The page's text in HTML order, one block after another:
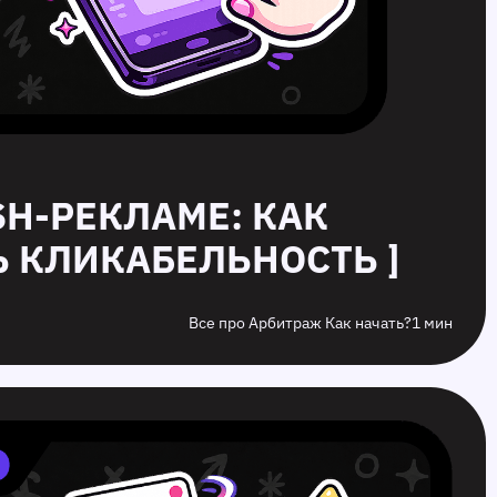
РЕКЛАМЕ: КАК
]
Все про Арбитраж Как начать?1 мин